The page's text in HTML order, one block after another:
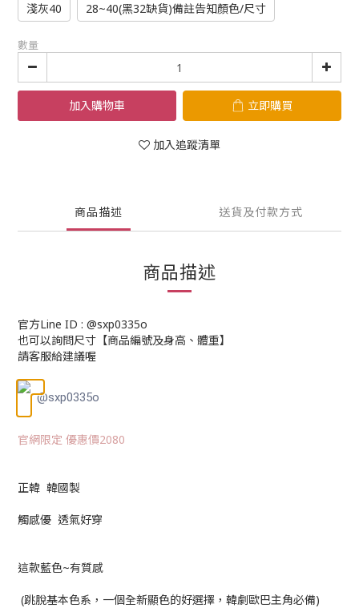
淺灰40 28~40(黑32缺貨)備註告知顏色/尺寸
數量
加入購物車 立即購買
加入追蹤清單
商品描述 送貨及付款方式
商品描述
官方Line ID : @sxp0335o
也可以詢問尺寸【商品編號及身高、體重】
請客服給建議喔
@sxp0335o
官網限定 優惠價2080
正韓 韓國製
觸感優 透氣好穿
這款藍色~有質感
(跳脫基本色系，一個全新顯色的好選擇，韓劇歐巴主角必備)